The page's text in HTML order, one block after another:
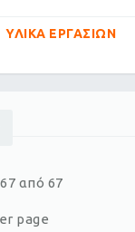
ΥΛΙΚΑ ΕΡΓΑΣΙΩΝ
από 67
page